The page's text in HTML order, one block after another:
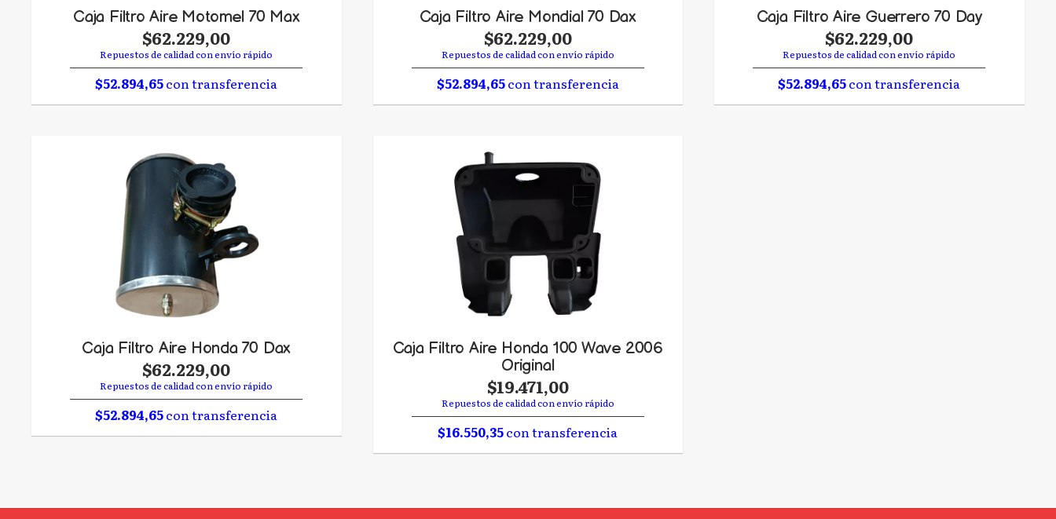
Caja Filtro Aire Motomel 70 Max
$62.229,00
Repuestos de calidad con envío rápido
$52.894,65con transferencia
Caja Filtro Aire Mondial 70 Dax
$62.229,00
Repuestos de calidad con envío rápido
$52.894,65con transferencia
Caja Filtro Aire Guerrero 70 Day
$62.229,00
Repuestos de calidad con envío rápido
$52.894,65con transferencia
Caja Filtro Aire Honda 70 Dax
$62.229,00
Repuestos de calidad con envío rápido
$52.894,65con transferencia
Caja Filtro Aire Honda 100 Wave 2006
Original
$19.471,00
Repuestos de calidad con envío rápido
$16.550,35con transferencia